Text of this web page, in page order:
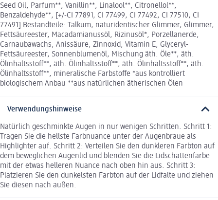
Seed Oil, Parfum**, Vanillin**, Linalool**, Citronellol**,
Benzaldehyde**, [+/-CI 77891, CI 77499, CI 77492, CI 77510, CI
77491] Bestandteile: Talkum, naturidentischer Glimmer, Glimmer,
Fettsäureester, Macadamianussöl, Rizinusöl*, Porzellanerde,
Carnaubawachs, Anissäure, Zinnoxid, Vitamin E, Glyceryl-
Fettsäureester, Sonnenblumenöl, Mischung äth. Öle**, äth.
Ölinhaltsstoff**, äth. Ölinhaltsstoff**, äth. Ölinhaltsstoff**, äth.
Ölinhaltsstoff**, mineralische Farbstoffe *aus kontrolliert
biologischem Anbau **aus natürlichen ätherischen Ölen
Verwendungshinweise
Natürlich geschminkte Augen in nur wenigen Schritten. Schritt 1:
Tragen Sie die hellste Farbnuance unter der Augenbraue als
Highlighter auf. Schritt 2: Verteilen Sie den dunkleren Farbton auf
dem beweglichen Augenlid und blenden Sie die Lidschattenfarbe
mit der etwas helleren Nuance nach oben hin aus. Schritt 3:
Platzieren Sie den dunkelsten Farbton auf der Lidfalte und ziehen
Sie diesen nach außen.